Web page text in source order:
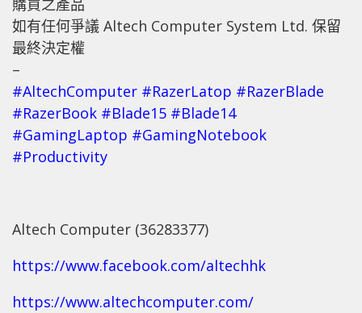
購買之產品
如有任何爭議 Altech Computer System Ltd. 保留
最終決定權
–
#AltechComputer #RazerLatop #RazerBlade
#RazerBook #Blade15 #Blade14
#GamingLaptop #GamingNotebook
#Productivity
Altech Computer (36283377)
https://www.facebook.com/altechhk
https://www.altechcomputer.com/